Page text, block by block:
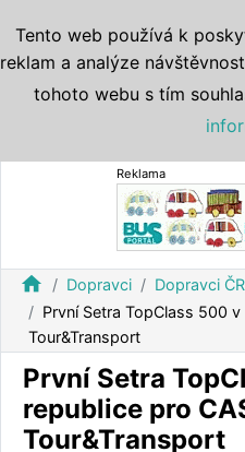
Reklama
home Dopravci
Dopravci ČR
První Setra TopClass 500
Tour&Transport
První Setra
republice pro
Tour&Transport
Tento web používá k
reklam a analýze
tohoto webu s tím